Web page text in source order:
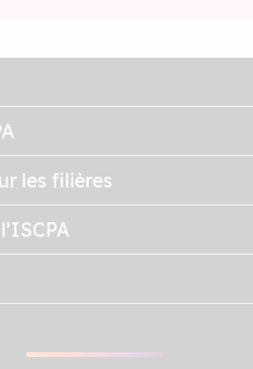
les filières